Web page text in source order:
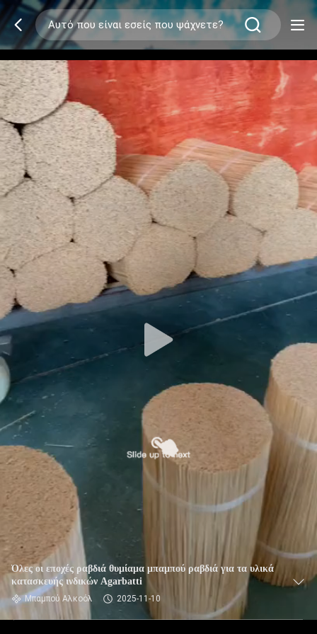
Όλες οι εποχές ραβδιά θυμίαμα μπαμπού ραβδιά για τα υλικά
κατασκευής ινδικών Agarbatti
Μπαμπού Αλκοόλ 2025-11-10